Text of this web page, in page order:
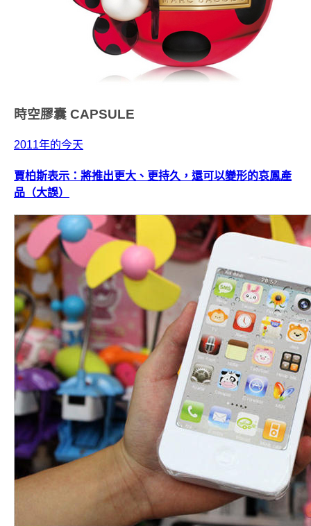
時空膠囊 CAPSULE
2011年的今天
賈柏斯表示：將推出更大、更持久，還可以變形的哀鳳產
品（大誤）